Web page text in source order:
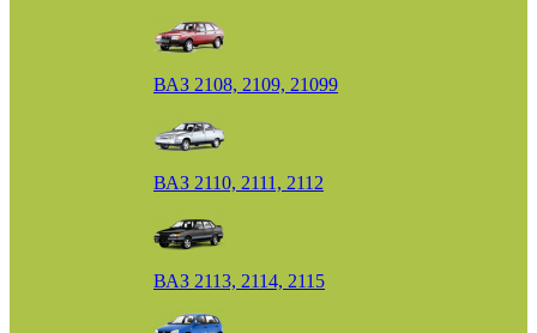
ВАЗ 2108, 2109, 21099
ВАЗ 2110, 2111, 2112
ВАЗ 2113, 2114, 2115